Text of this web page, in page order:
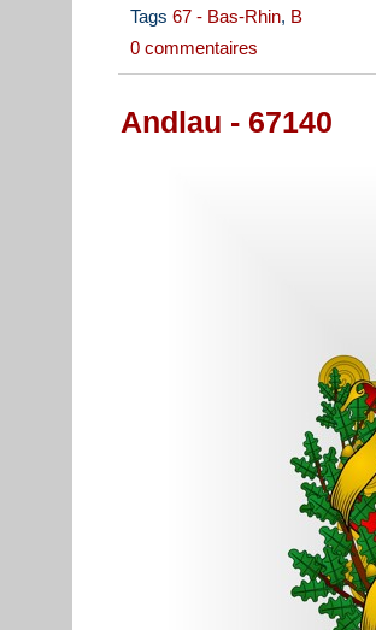
Tags 67 - Bas-Rhin, B
0 commentaires
Andlau - 67140